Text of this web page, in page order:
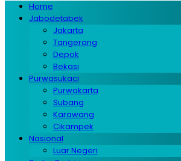
Home
Jabodetabek
Jakarta
Tangerang
Depok
Bekasi
Purwasukaci
Purwakarta
Subang
Karawang
Cikampek
Nasional
Luar Negeri